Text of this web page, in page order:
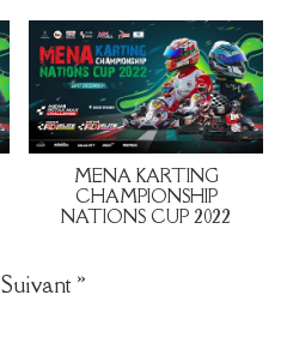
MENA KARTING
CHAMPIONSHIP
NATIONS CUP 2022
Suivant »